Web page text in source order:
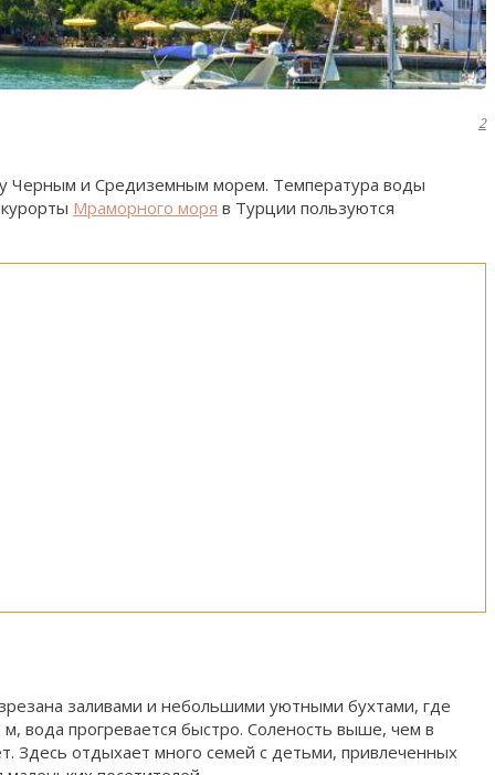
2
Черным и Средиземным морем. Температура воды
Мраморного моря в Турции пользуются
заливами и небольшими уютными бухтами, где
вода прогревается быстро. Соленость выше, чем в
Здесь отдыхает много семей с детьми, привлеченных